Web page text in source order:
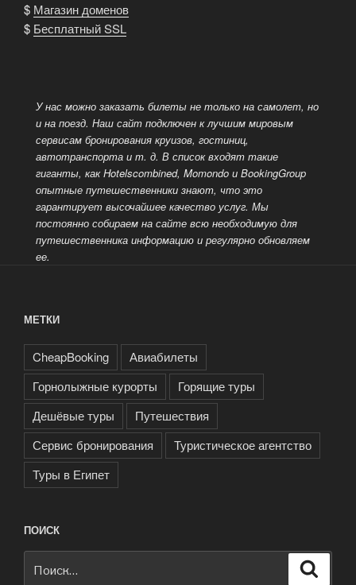
$ Магазин доменов
$ Бесплатный SSL
У нас можно заказать билеты не только на самолет, но
и на поезд. Наш сайт подключен к лучшим мировым
сервисам бронирования круизов, гостиниц,
автотранспорта и т. д. В список входят такие
гиганты, как Hotelscombined, Momondo и BookingGroup
опытные путешественники знают, что это
гарантирует высочайшее качество услуг. Мы
постоянно собираем на сайте всю необходимую для
путешественника информацию и регулярно обновляем
ее.
МЕТКИ
CheapBooking
Авиабилеты
Горнолыжные курорты
Горящие туры
Дешёвые туры
Путешествия
Сервис бронирования
Туристическое агентство
Туры в Египет
ПОИСК